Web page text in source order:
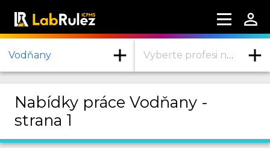
Další informace
Webináře
Vodňany Vyberte profesi nebo obor
Nabídky práce Vodňany -
strana 1